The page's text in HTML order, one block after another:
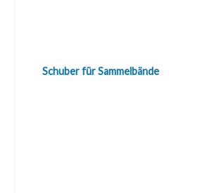
Schuber für Sammelbände